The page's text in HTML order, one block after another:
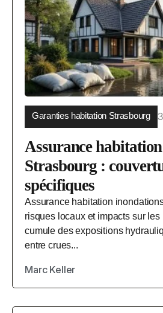
Garanties habitation Strasbourg
Assurance
Strasbourg :
spécifiques
Assurance habitation
risques locaux et impacts sur
cumule des expositions
entre crues...
Marc Keller